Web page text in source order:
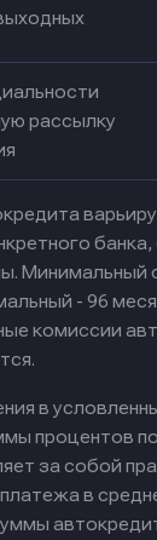
рассылку
Минимальный
- 96
комиссии
в
процентов
за собой
в